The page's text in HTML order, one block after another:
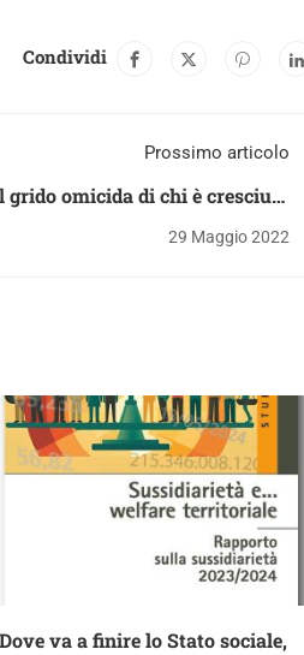
Condividi
Prossimo articolo
grido omicida di chi è cresciuto
senza padri
29 Maggio 2022
Dove va a finire lo Stato sociale,